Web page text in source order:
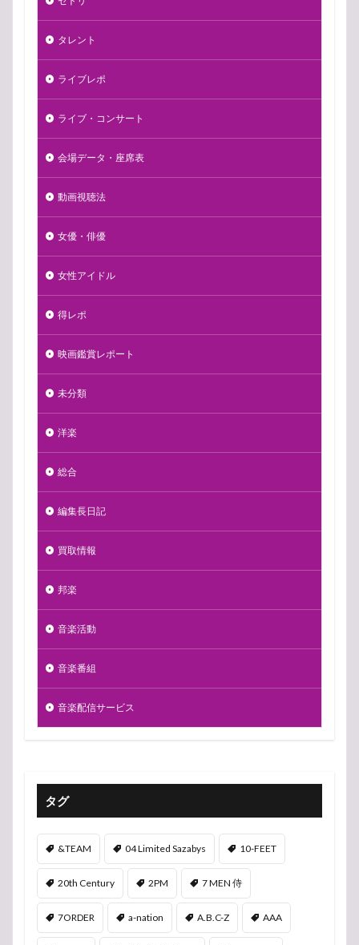
タレント
ライブレポ
ライブ・コンサート
会場データ・座席表
動画視聴法
女優・俳優
女性アイドル
得レポ
映画鑑賞レポート
未分類
洋楽
総合
編集長日記
買取情報
邦楽
音楽活動
音楽番組
音楽配信サービス
タグ
&TEAM 04 Limited Sazabys 10-FEET
20th Century 2PM 7 MEN 侍
7ORDER a-nation A.B.C-Z AAA